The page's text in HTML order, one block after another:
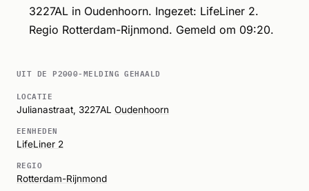
3227AL in Oudenhoorn. Ingezet: LifeLiner 2.
Regio Rotterdam-Rijnmond. Gemeld om 09:20.
UIT DE P2000-MELDING GEHAALD
LOCATIE
Julianastraat, 3227AL Oudenhoorn
EENHEDEN
LifeLiner 2
REGIO
Rotterdam-Rijnmond